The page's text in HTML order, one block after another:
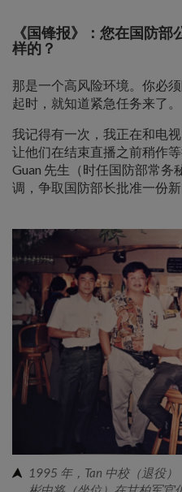
《国锋报》：您在国防
样的？
那是一个高风险环境。你必
起时，就知道紧急任务来了。
我记得有一次，我正在和电
让他们在结束直播之前稍作
Guan 先生（时任国防部常务
调，争取国防部长批准一份新
1995 年，Tan 中校（退役